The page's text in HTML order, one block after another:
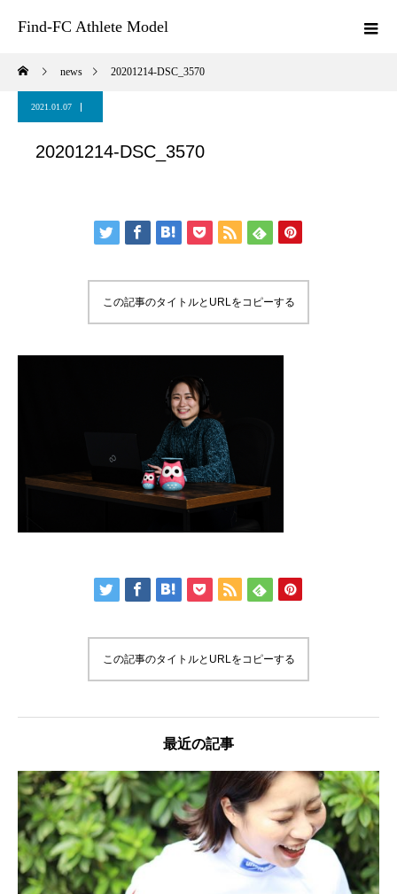
Find-FC Athlete Model
news 20201214-DSC_3570
2021.01.07
20201214-DSC_3570
この記事のタイトルとURLをコピーする
この記事のタイトルとURLをコピーする
最近の記事